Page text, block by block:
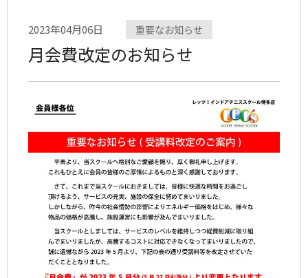
2023年04月06日 重要なお知らせ
月会費改定のお知らせ